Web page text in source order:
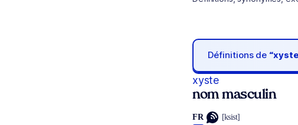
Définitions de
xyste
nom masculin
FR [ksist]